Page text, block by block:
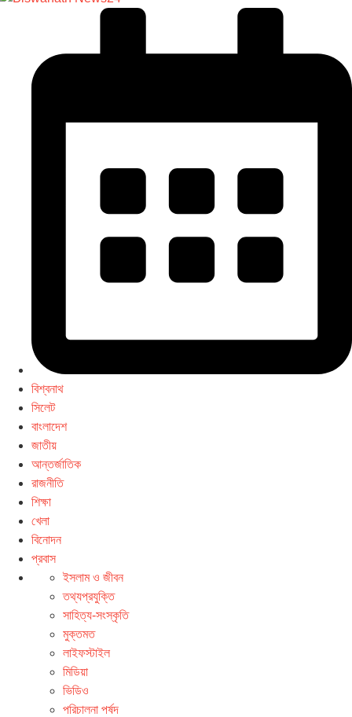
বিশ্বনাথ
সিলেট
বাংলাদেশ
জাতীয়
আন্তর্জাতিক
রাজনীতি
শিক্ষা
খেলা
বিনোদন
প্রবাস
ইসলাম ও জীবন
তথ্যপ্রযুক্তি
সাহিত্য-সংস্কৃতি
মুক্তমত
লাইফস্টাইল
মিডিয়া
ভিডিও
পরিচালনা পর্ষদ